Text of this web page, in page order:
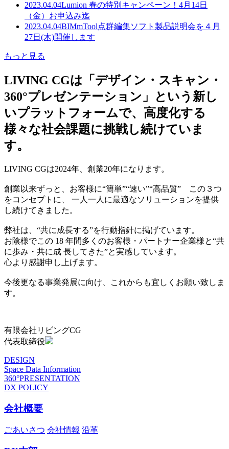
2023.04.04Lumion 春の特別キャンペーン！4月14日
（金）お申込み迄
2023.04.04BIMmTool点群編集ソフト製品説明会を４月
27日(木)開催します
もっと見る
LIVING CGは「デザイン・スキャン・
360°プレゼンテーション」という新し
いプラットフォームで、高度化する
様々な社会課題に挑戦し続けていま
す。
LIVING CGは2024年、創業20年になります。
創業以来ずっと、お客様に“簡単”“速い”“高品質” この３つ
をコンセプトに、 一人一人に最適なソリューションを提供
し続けてきました。
弊社は、“共に成長する”を行動指針に掲げています。
お陰様でこの 18 年間多くのお客様・パートナー企業様と“共
に歩み・共に成 長してきた”と実感しています。
心より感謝申し上げます。
今後更なる事業発展に向け、これからも宜しくお願い致しま
す。
有限会社リビングCG
代表取締役
DESIGN
Space Data Information
360°PRESENTATION
DX POLICY
会社概要
ごあいさつ 会社情報 沿革